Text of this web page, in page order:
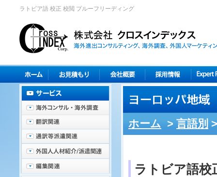
ラトビア語 校正 校閲 プルーフリーディング
ホーム > 言語別
ラトビア語校